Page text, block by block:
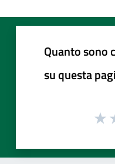
Quanto sono
su questa